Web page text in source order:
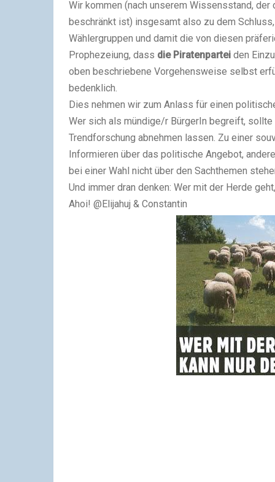
Wir kommen (nach unserem Wissensstand,
beschränkt ist) insgesamt also zu dem
Wählergruppen und damit die von diesen
Prophezeiung, dass die Piratenpartei den
oben beschriebene Vorgehensweise selbst
bedenklich.
Dies nehmen wir zum Anlass für einen
Wer sich als mündige/r BürgerIn begreift,
Trendforschung abnehmen lassen. Zu einer
Informieren über das politische Angebot,
bei einer Wahl nicht über den Sachthemen
Und immer dran denken: Wer mit der Herde
Ahoi! @Elijahuj & Constantin